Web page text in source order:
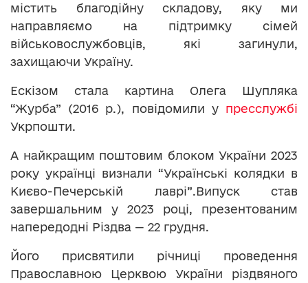
містить благодійну складову, яку ми
направляємо на підтримку сімей
військовослужбовців, які загинули,
захищаючи Україну.
Ескізом стала картина Олега Шупляка
“Журба” (2016 р.), повідомили у пресслужбі
Укрпошти.
А найкращим поштовим блоком України 2023
року українці визнали “Українські колядки в
Києво-Печерській лаврі”.Випуск став
завершальним у 2023 році, презентованим
напередодні Різдва — 22 грудня.
Його присвятили річниці проведення
Православною Церквою України різдвяного